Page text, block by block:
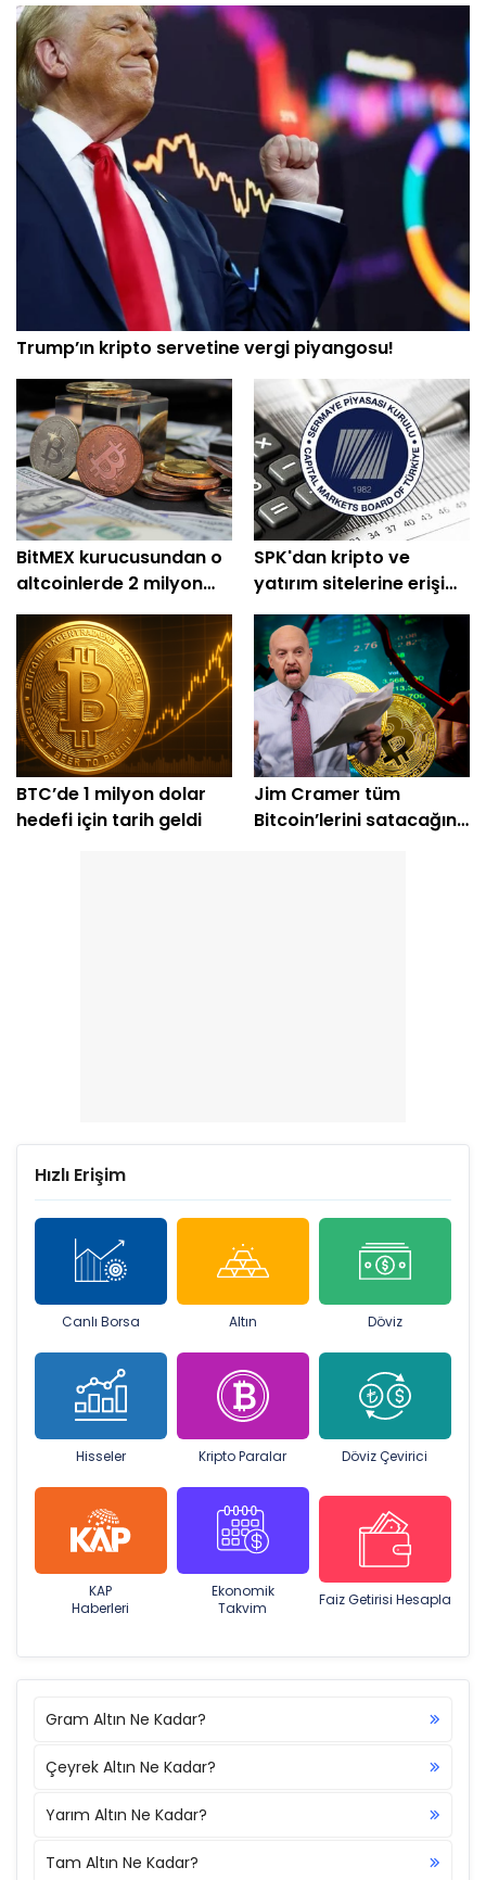
Trump’ın kripto servetine vergi piyangosu!
BitMEX kurucusundan o
altcoinlerde 2 milyon
dolarlık alım
SPK'dan kripto ve
yatırım sitelerine erişim
engeli
BTC’de 1 milyon dolar
hedefi için tarih geldi
Jim Cramer tüm
Bitcoin’lerini satacağını
Hızlı Erişim
Canlı Borsa Altın Döviz
Hisseler Kripto Paralar Döviz Çevirici
KAP
Haberleri
Ekonomik
Takvim
Faiz Getirisi Hesapla
Gram Altın Ne Kadar?
Çeyrek Altın Ne Kadar?
Yarım Altın Ne Kadar?
Tam Altın Ne Kadar?